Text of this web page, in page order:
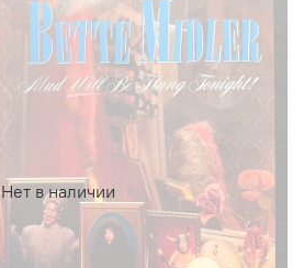
Нет в наличии